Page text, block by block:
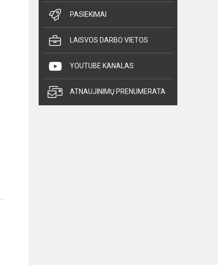
PASIEKIMAI
LAISVOS DARBO VIETOS
YOUTUBE KANALAS
ATNAUJINIMŲ PRENUMERATA